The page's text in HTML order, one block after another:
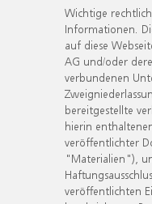
Wichtige
Informationen.
auf diese
AG und/oder
verbundenen
bereitgestellte
hierin
veröffentlichter
"Materialien"),
veröffentlichten